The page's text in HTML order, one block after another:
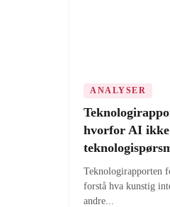
ANALYSER
hvorfor AI
Teknologirapporten
forstå hva kunstig
andre...